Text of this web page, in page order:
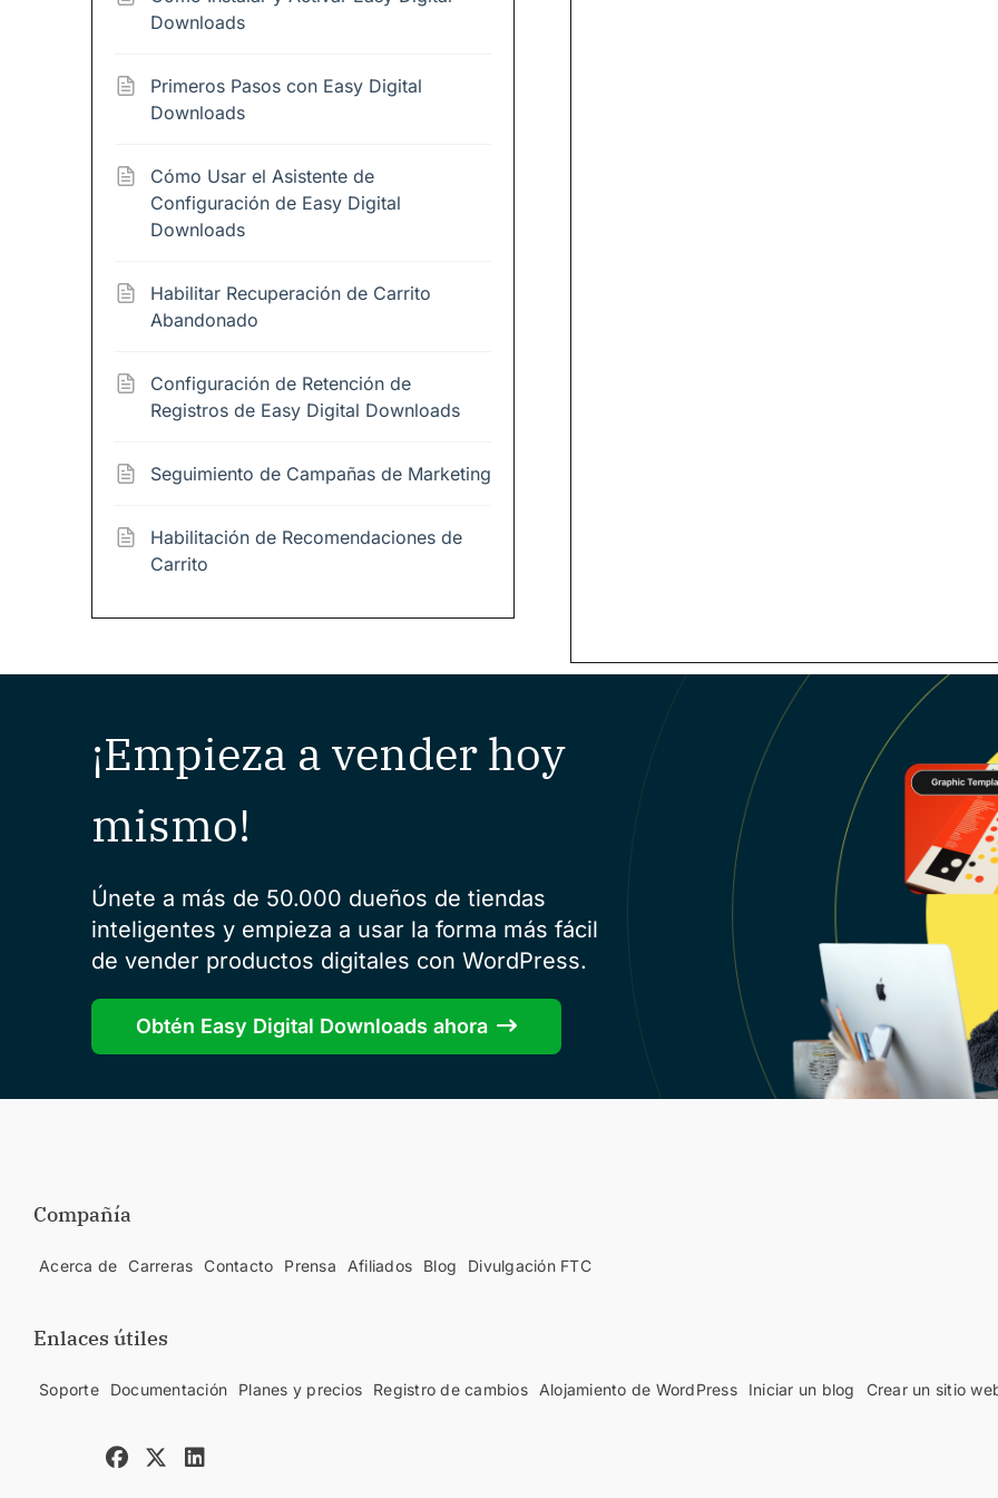
Downloads
Primeros Pasos con Easy Digital
Downloads
Cómo Usar el Asistente de
Configuración de Easy Digital
Downloads
Habilitar Recuperación de Carrito
Abandonado
Configuración de Retención de
Registros de Easy Digital Downloads
Seguimiento de Campañas de Marketing
Habilitación de Recomendaciones de
Carrito
¡Empieza a vender hoy
mismo!
Únete a más de 50.000 dueños de tiendas
inteligentes y empieza a usar la forma más fácil
de vender productos digitales con WordPress.
Obtén Easy Digital Downloads ahora
Compañía
Acerca de Carreras Contacto Prensa Afiliados Blog Divulgación FTC
Enlaces útiles
Soporte Documentación Planes y precios Registro de cambios Alojamiento de WordPress Iniciar un blog Crear un sitio